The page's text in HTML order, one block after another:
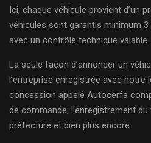
Ici, chaque véhicule provient d’un
véhicules sont garantis minimum
avec un contrôle technique valable.
La seule façon d’annoncer un
l’entreprise enregistrée avec notre
concession appelé Autocerfa
de commande, l’enregistrement
préfecture et bien plus encore.